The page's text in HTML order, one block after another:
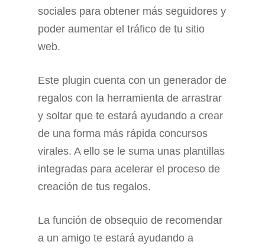
sociales para obtener más seguidores y
poder aumentar el tráfico de tu sitio
web.
Este plugin cuenta con un generador de
regalos con la herramienta de arrastrar
y soltar que te estará ayudando a crear
de una forma más rápida concursos
virales. A ello se le suma unas plantillas
integradas para acelerar el proceso de
creación de tus regalos.
La función de obsequio de recomendar
a un amigo te estará ayudando a